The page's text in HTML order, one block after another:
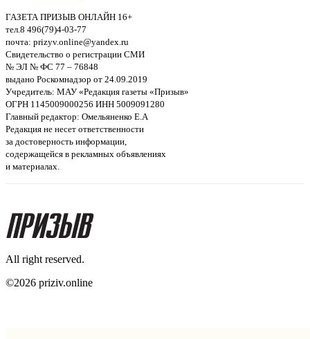
ГАЗЕТА ПРИЗЫВ ОНЛАЙН 16+
тел.8 496(79)4-03-77
почта: prizyv.online@yandex.ru
Свидетельство о регистрации СМИ
№ ЭЛ № ФС 77 – 76848
выдано Роскомнадзор от 24.09.2019
Учредитель: МАУ «Редакция газеты «Призыв»
ОГРН 1145009000256 ИНН 5009091280
Главный редактор: Омельяненко Е.А
Редакция не несет ответственности
за достоверность информации,
содержащейся в рекламных объявлениях
и материалах.
All right reserved.
©2026 priziv.online